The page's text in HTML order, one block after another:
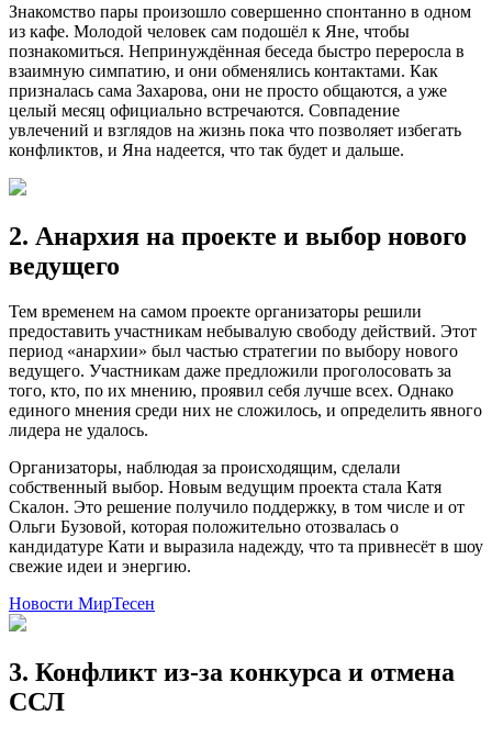
Знакомство пары произошло совершенно спонтанно в одном
из кафе. Молодой человек сам подошёл к Яне, чтобы
познакомиться. Непринуждённая беседа быстро переросла в
взаимную симпатию, и они обменялись контактами. Как
призналась сама Захарова, они не просто общаются, а уже
целый месяц официально встречаются. Совпадение
увлечений и взглядов на жизнь пока что позволяет избегать
конфликтов, и Яна надеется, что так будет и дальше.
2. Анархия на проекте и выбор нового
ведущего
Тем временем на самом проекте организаторы решили
предоставить участникам небывалую свободу действий. Этот
период «анархии» был частью стратегии по выбору нового
ведущего. Участникам даже предложили проголосовать за
того, кто, по их мнению, проявил себя лучше всех. Однако
единого мнения среди них не сложилось, и определить явного
лидера не удалось.
Организаторы, наблюдая за происходящим, сделали
собственный выбор. Новым ведущим проекта стала Катя
Скалон. Это решение получило поддержку, в том числе и от
Ольги Бузовой, которая положительно отозвалась о
кандидатуре Кати и выразила надежду, что та привнесёт в шоу
свежие идеи и энергию.
Новости МирТесен
3. Конфликт из-за конкурса и отмена
ССЛ